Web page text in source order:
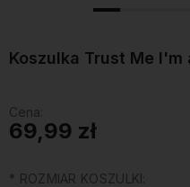
Koszulka Trust Me I'm
Cena:
69,99 zł
* ROZMIAR KOSZULKI: